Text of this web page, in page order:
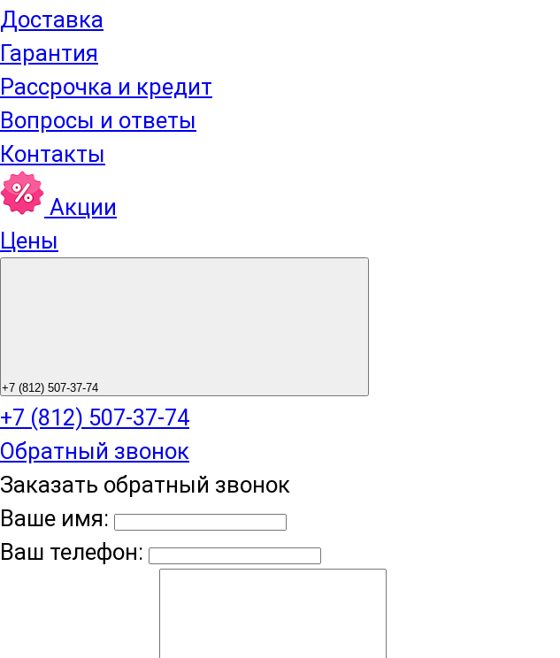
Доставка
Гарантия
Рассрочка и кредит
Вопросы и ответы
Контакты
Акции
Цены
+7 (812) 507-37-74
+7 (812) 507-37-74
Обратный звонок
Заказать обратный звонок
Ваше имя:
Ваш телефон: